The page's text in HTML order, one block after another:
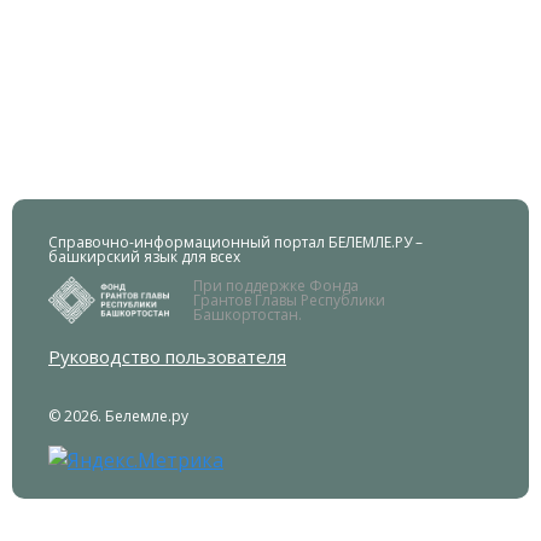
Справочно-информационный портал БЕЛЕМЛЕ.РУ –
башкирский язык для всех
При поддержке Фонда
Грантов Главы Республики
Башкортостан.
Руководство пользователя
© 2026. Белемле.ру